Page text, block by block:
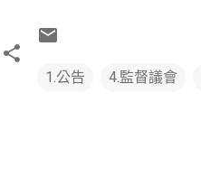
1.公告 4.監督議會